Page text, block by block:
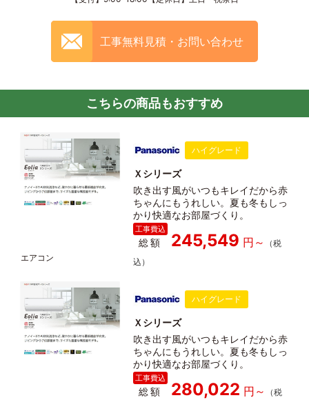
工事無料見積・お問い合わせ
こちらの商品もおすすめ
ハイグレード
Ｘシリーズ
吹き出す風がいつもキレイだから赤
ちゃんにもうれしい。夏も冬もしっ
かり快適なお部屋づくり。
総額 245,549
ハイグレード
Ｘシリーズ
吹き出す風がいつもキレイだから赤
ちゃんにもうれしい。夏も冬もしっ
かり快適なお部屋づくり。
総額 280,022